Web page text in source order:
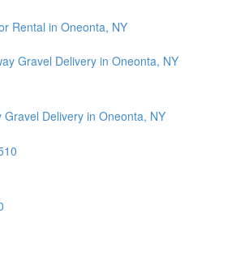
Rental in Oneonta, NY
Delivery in Oneonta, NY